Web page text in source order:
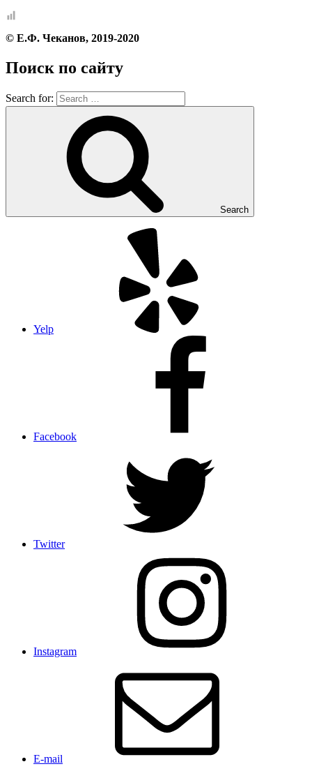
© Е.Ф. Чеканов, 2019-2020
Поиск по сайту
Search for:
Search
Yelp
Facebook
Twitter
Instagram
E-mail